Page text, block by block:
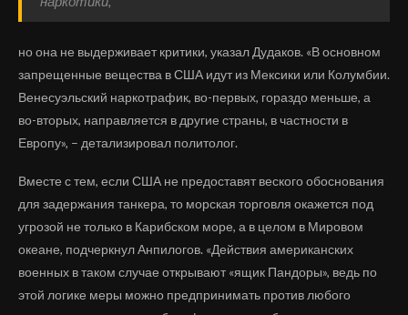
но она не выдерживает критики, указал Дудаков. «В основном
запрещенные вещества в США идут из Мексики или Колумбии.
Венесуэльский наркотрафик, во-первых, гораздо меньше, а
во-вторых, направляется в другие страны, в частности в
Европу», – детализировал политолог.
Вместе с тем, если США не предоставят веского обоснования
для задержания танкера, то морская торговля окажется под
угрозой не только в Карибском море, а в целом в Мировом
океане, подчеркнул Анпилогов. «Действия американских
военных в таком случае открывают «ящик Пандоры», ведь по
этой логике меры можно предпринимать против любого